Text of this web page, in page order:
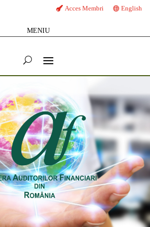
Acces Membri English
MENIU